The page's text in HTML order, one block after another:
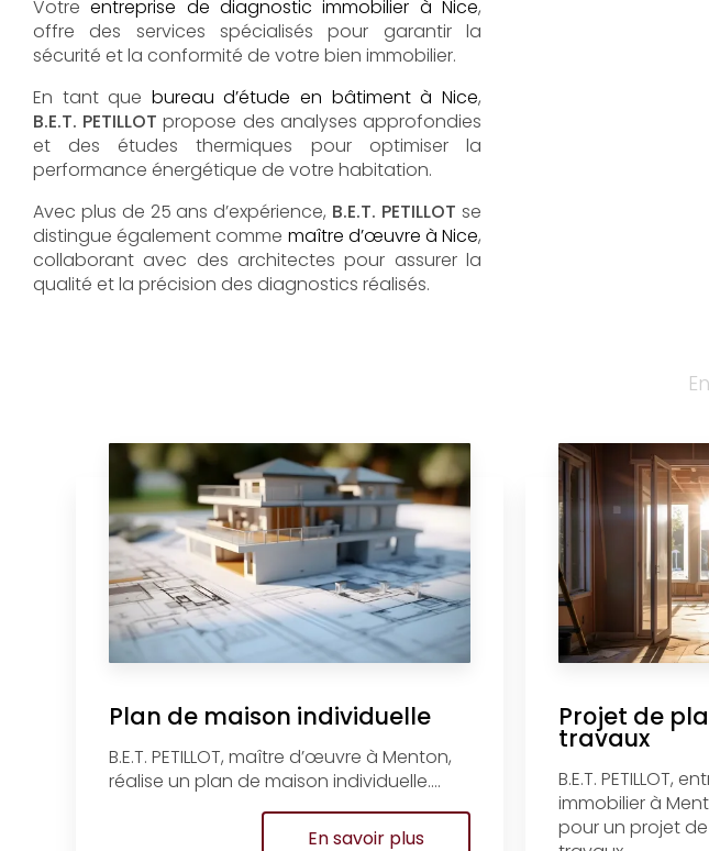
Votreentreprise de diagnostic immobilier à Nice,
offre des services spécialisés pour garantir la
sécurité et la conformité de votre bien immobilier.
En tant que bureau d’étude en bâtiment à Nice,
B.E.T. PETILLOT propose des analyses approfondies
et des études thermiques pour optimiser la
performance énergétique de votre habitation.
Avec plus de 25 ans d’expérience, B.E.T. PETILLOT se
distingue également comme maître d’œuvre à Nice,
collaborant avec des architectes pour assurer la
qualité et la précision des diagnostics réalisés.
Plan de maison individuelle
B.E.T. PETILLOT, maître d’œuvre à Menton,
réalise un plan de maison individuelle....
En savoir plus
Projet de
travaux
B.E.T. PETILLOT,
immobilier à
pour un projet